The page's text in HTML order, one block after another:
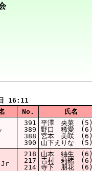
16:11
No. 氏名
391
389
388
390
平澤 央菜 (5)
野口 稀愛 (6)
宮本 美咲 (6)
山下えりな (5)
Jr
218
217
214
山本 紬生 (6)
𠮷村 莉緒 (6)
寺下 朋花 (6)